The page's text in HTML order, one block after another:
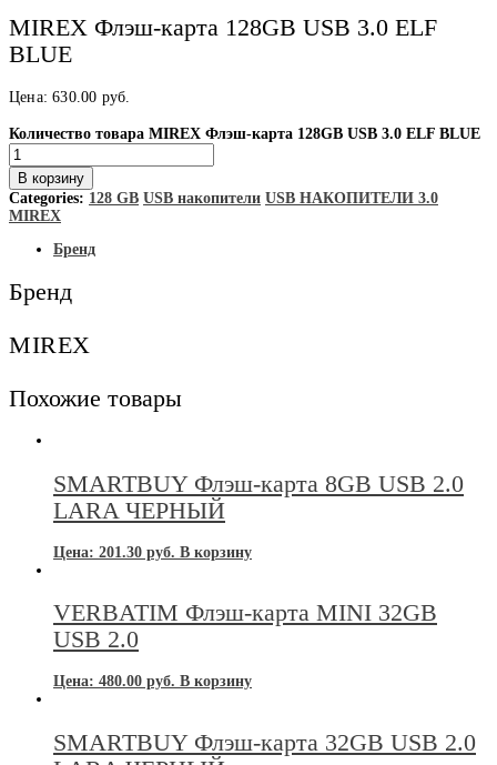
MIREX Флэш-карта 128GB USB 3.0 ELF
BLUE
Цена:630.00 руб.
Количество товара MIREX Флэш-карта 128GB USB 3.0 ELF BLUE
В корзину
Categories: 128 GB USB накопители USB НАКОПИТЕЛИ 3.0
MIREX
Бренд
Бренд
MIREX
Похожие товары
SMARTBUY Флэш-карта 8GB USB 2.0
LARA ЧЕРНЫЙ
Цена: 201.30 руб. В корзину
VERBATIM Флэш-карта MINI 32GB
USB 2.0
Цена: 480.00 руб. В корзину
SMARTBUY Флэш-карта 32GB USB 2.0